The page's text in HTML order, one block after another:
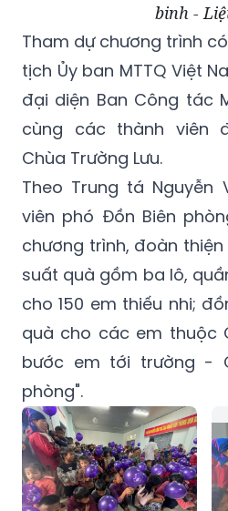
binh -
Tham dự chương trình
tịch Ủy ban MTTQ Việt
đại diện Ban Công tác
cùng các thành viên
Chùa Trường Lưu.
Theo Trung tá Nguyễn
viên phó Đồn Biên
chương trình, đoàn
suất quà gồm ba lô,
cho 150 em thiếu nhi;
quà cho các em thuộc
bước em tới trường -
phòng".